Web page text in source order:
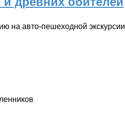
на авто-пешеходной экскурсии